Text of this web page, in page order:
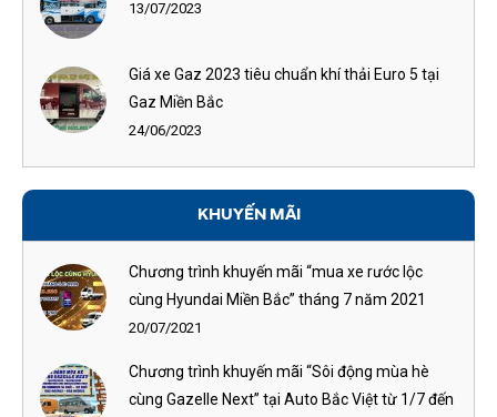
13/07/2023
Giá xe Gaz 2023 tiêu chuẩn khí thải Euro 5 tại
Gaz Miền Bắc
24/06/2023
KHUYẾN MÃI
Chương trình khuyến mãi “mua xe rước lộc
cùng Hyundai Miền Bắc” tháng 7 năm 2021
20/07/2021
Chương trình khuyến mãi “Sôi động mùa hè
cùng Gazelle Next” tại Auto Bắc Việt từ 1/7 đến